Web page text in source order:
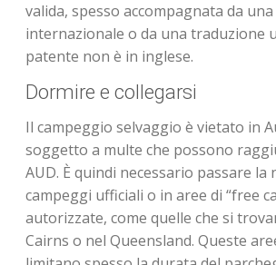
valida, spesso accompagnata da
internazionale o da una traduzione
patente non è in inglese.
Dormire e collegarsi
Il campeggio selvaggio è vietato in
soggetto a multe che possono
AUD. È quindi necessario passare la
campeggi ufficiali o in aree di “free
autorizzate, come quelle che si
Cairns o nel Queensland. Queste